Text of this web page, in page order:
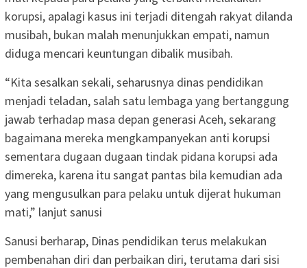
korupsi, apalagi kasus ini terjadi ditengah rakyat dilanda
musibah, bukan malah menunjukkan empati, namun
diduga mencari keuntungan dibalik musibah.
“Kita sesalkan sekali, seharusnya dinas pendidikan
menjadi teladan, salah satu lembaga yang bertanggung
jawab terhadap masa depan generasi Aceh, sekarang
bagaimana mereka mengkampanyekan anti korupsi
sementara dugaan dugaan tindak pidana korupsi ada
dimereka, karena itu sangat pantas bila kemudian ada
yang mengusulkan para pelaku untuk dijerat hukuman
mati,” lanjut sanusi
Sanusi berharap, Dinas pendidikan terus melakukan
pembenahan diri dan perbaikan diri, terutama dari sisi